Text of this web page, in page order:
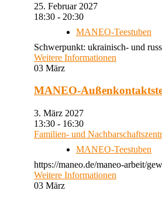
25. Februar 2027
18:30 - 20:30
MANEO-Teestuben
Schwerpunkt: ukrainisch- und
Weitere Informationen
03 März
MANEO-
3. März 2027
13:30 - 16:30
Familien- und
MANEO-Teestuben
https://maneo.de/maneo-arbeit/
Weitere Informationen
03 März